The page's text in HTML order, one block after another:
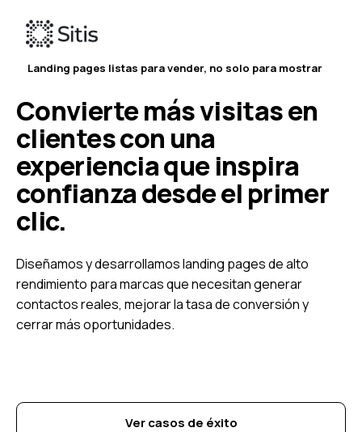
Landing pages listas para vender, no solo para mostrar
Convierte más visitas en
clientes con una
experiencia que inspira
confianza desde el primer
clic.
Diseñamos y desarrollamos landing pages de alto
rendimiento para marcas que necesitan generar
contactos reales, mejorar la tasa de conversión y
cerrar más oportunidades.
Ver casos de éxito